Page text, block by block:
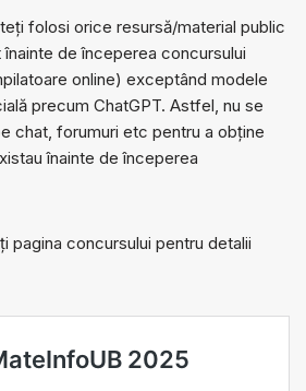
folosi orice resursă/material public
de începerea concursului
online) exceptând modele
precum ChatGPT. Astfel, nu se
chat, forumuri etc pentru a obține
înainte de începerea
pagina concursului pentru detalii